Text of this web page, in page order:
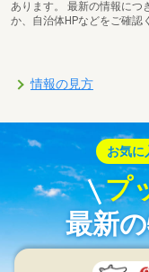
あります。 最新の情報につ
か、自治体HPなどをご確認
情報の見方
お気に
プ
最新